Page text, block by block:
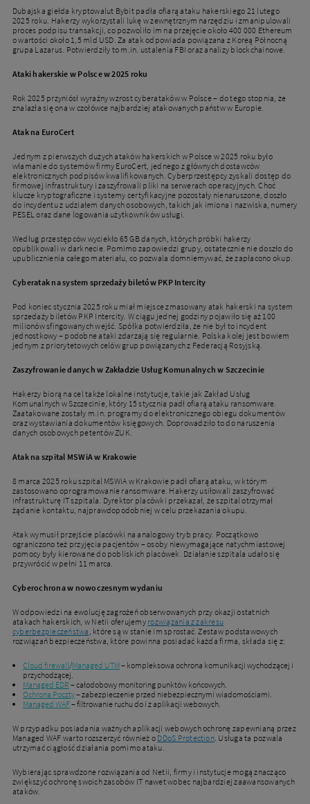
Dubajska giełda kryptowalut Bybit padła ofiarą ataku hakerskiego 21 lutego
2025 roku. Hakerzy wykorzystali lukę w zewnętrznym narzędziu i zmanipulowali
proces podpisu transakcji, co pozwoliło im na przejęcie około 400 000 Ethereum
o wartości około 1,5 mld USD. Za atak odpowiada powiązana z Koreą Północną
grupa Lazarus. Potwierdziły to m.in. ustalenia FBI oraz analizy blockchainowe.
Ataki hakerskie w Polsce w 2025 roku
Rok 2025 przyniósł wyraźny wzrost cyberataków w Polsce – do tego stopnia, że
znalazła się ona w czołówce najbardziej atakowanych państw w Europie.
Atak na EuroCert
Jednym z pierwszych dużych ataków hakerskich w Polsce w 2025 roku było
włamanie do systemów firmy EuroCert, jednego z głównych dostawców
elektronicznych podpisów kwalifikowanych. Cyberprzestępcy zyskali dostęp do
firmowej infrastruktury i zaszyfrowali pliki na serwerach operacyjnych. Choć
klucze kryptograficzne i systemy certyfikacyjne pozostały nienaruszone, doszło
do incydentu z udziałem danych osobowych, takich jak imiona i nazwiska, numery
PESEL oraz dane logowania użytkowników usługi.
Według przestępców wyciekło 65 GB danych, których próbki hakerzy
opublikowali w darknecie. Pomimo zapowiedzi grupy, ostatecznie nie doszło do
upublicznienia całego materiału, co pozwala domniemywać, że zapłacono okup.
Cyberatak na system sprzedaży biletów PKP Intercity
Pod koniec stycznia 2025 roku miał miejsce zmasowany atak hakerski na system
sprzedaży biletów PKP Intercity. W ciągu jednej godziny pojawiło się aż 100
milionów sfingowanych wejść. Spółka potwierdziła, że nie był to incydent
jednostkowy – podobne ataki zdarzają się regularnie. Polska kolej jest bowiem
jednym z priorytetowych celów grup powiązanych z Federacją Rosyjską.
Zaszyfrowanie danych w Zakładzie Usług Komunalnych w Szczecinie
Hakerzy biorą na cel także lokalne instytucje, takie jak Zakład Usług
Komunalnych w Szczecinie, który 15 stycznia padł ofiarą ataku ransomware.
Zaatakowane zostały m.in. programy do elektronicznego obiegu dokumentów
oraz wystawiania dokumentów księgowych. Doprowadziło to do naruszenia
danych osobowych petentów ZUK.
Atak na szpital MSWiA w Krakowie
8 marca 2025 roku szpital MSWiA w Krakowie padł ofiarą ataku, w którym
zastosowano oprogramowanie ransomware. Hakerzy usiłowali zaszyfrować
infrastrukturę IT szpitala. Dyrektor placówki przekazał, że szpital otrzymał
żądanie kontaktu, najprawdopodobniej w celu przekazania okupu.
Atak wymusił przejście placówki na analogowy tryb pracy. Początkowo
ograniczono też przyjęcia pacjentów – osoby niewymagające natychmiastowej
pomocy były kierowane do pobliskich placówek. Działanie szpitala udało się
przywrócić w pełni 11 marca.
Cyberochrona w nowoczesnym wydaniu
W odpowiedzi na ewolucję zagrożeń obserwowanych przy okazji ostatnich
atakach hakerskich, w Netii oferujemy rozwiązania z zakresu
cyberbezpieczeństwa , które są w stanie im sprostać. Zestaw podstawowych
rozwiązań bezpieczeństwa, które powinna posiadać każda firma, składa się z:
Cloud firewall/Managed UTM– kompleksowa ochrona komunikacji wychodzącej i
przychodzącej.
Managed EDR – całodobowy monitoring punktów końcowych.
Ochrona Poczty– zabezpieczenie przed niebezpiecznymi wiadomościami.
Managed WAF– filtrowanie ruchu do i z aplikacji webowych.
W przypadku posiadania ważnych aplikacji webowych ochronę zapewnianą przez
Managed WAF warto rozszerzyć również o DDoS Protection. Usługa ta pozwala
utrzymać ciągłość działania pomimo ataku.
Wybierając sprawdzone rozwiązania od Netii, firmy i instytucje mogą znacząco
zwiększyć ochronę swoich zasobów IT nawet wobec najbardziej zaawansowanych
ataków.